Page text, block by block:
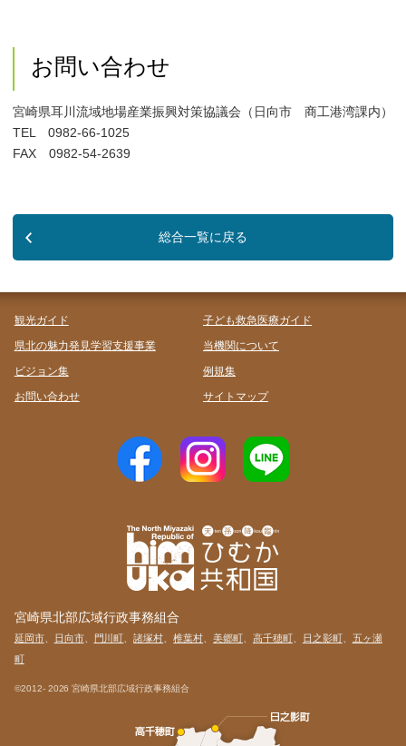
お問い合わせ
宮崎県耳川流域地場産業振興対策協議会（日向市 商工港湾課内）
TEL 0982-66-1025
FAX 0982-54-2639
総合一覧に戻る
観光ガイド
子ども救急医療ガイド
県北の魅力発見学習支援事業
当機関について
ビジョン集
例規集
お問い合わせ
サイトマップ
宮崎県北部広域行政事務組合
延岡市、 日向市、 門川町 、諸塚村、椎葉村、美郷町 、 高千穂町 、 日之影町 、
五ヶ瀬
町
©2012- 2026 宮崎県北部広域行政事務組合